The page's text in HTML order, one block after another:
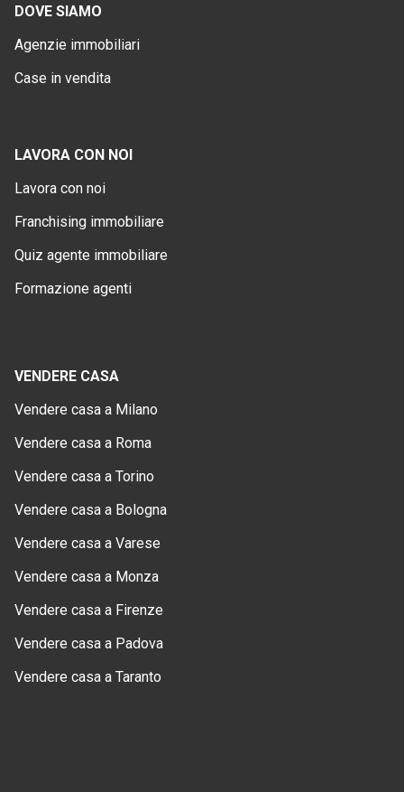
DOVE SIAMO
Agenzie immobiliari
Case in vendita
LAVORA CON NOI
Lavora con noi
Franchising immobiliare
Quiz agente immobiliare
Formazione agenti
VENDERE CASA
Vendere casa a Milano
Vendere casa a Roma
Vendere casa a Torino
Vendere casa a Bologna
Vendere casa a Varese
Vendere casa a Monza
Vendere casa a Firenze
Vendere casa a Padova
Vendere casa a Taranto